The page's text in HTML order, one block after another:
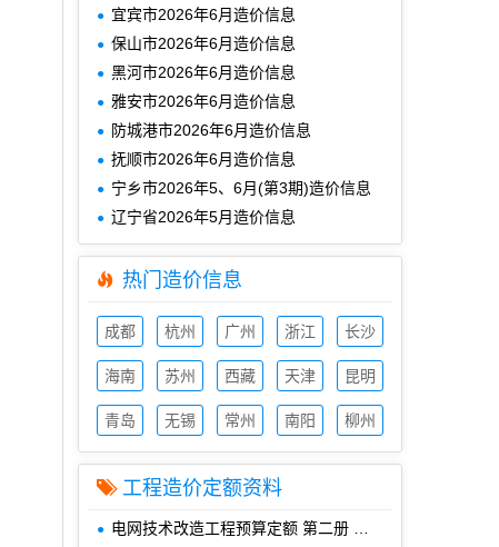
宜宾市2026年6月造价信息
保山市2026年6月造价信息
黑河市2026年6月造价信息
雅安市2026年6月造价信息
防城港市2026年6月造价信息
抚顺市2026年6月造价信息
宁乡市2026年5、6月(第3期)造价信息
辽宁省2026年5月造价信息
热门造价信息
成都
信息
杭州
信息
广州
信息
浙江
信息
长沙
信息
海南
信息
苏州
信息
西藏
信息
天津
信息
昆明
信息
青岛
信息
无锡
信息
常州
信息
南阳
信息
柳州
信息
工程造价定额资料
电网技术改造工程预算定额 第二册 电气工程 (2015年版)